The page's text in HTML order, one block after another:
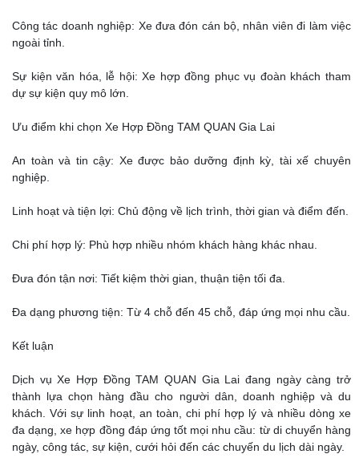
Công tác doanh nghiệp: Xe đưa đón cán bộ, nhân viên đi làm việc
ngoài tỉnh.
Sự kiện văn hóa, lễ hội: Xe hợp đồng phục vụ đoàn khách tham
dự sự kiện quy mô lớn.
Ưu điểm khi chọn Xe Hợp Đồng TAM QUAN Gia Lai
An toàn và tin cậy: Xe được bảo dưỡng định kỳ, tài xế chuyên
nghiệp.
Linh hoạt và tiện lợi: Chủ động về lịch trình, thời gian và điểm đến.
Chi phí hợp lý: Phù hợp nhiều nhóm khách hàng khác nhau.
Đưa đón tận nơi: Tiết kiệm thời gian, thuận tiện tối đa.
Đa dạng phương tiện: Từ 4 chỗ đến 45 chỗ, đáp ứng mọi nhu cầu.
Kết luận
Dịch vụ Xe Hợp Đồng TAM QUAN Gia Lai đang ngày càng trở
thành lựa chọn hàng đầu cho người dân, doanh nghiệp và du
khách. Với sự linh hoạt, an toàn, chi phí hợp lý và nhiều dòng xe
đa dạng, xe hợp đồng đáp ứng tốt mọi nhu cầu: từ di chuyển hàng
ngày, công tác, sự kiện, cưới hỏi đến các chuyến du lịch dài ngày.